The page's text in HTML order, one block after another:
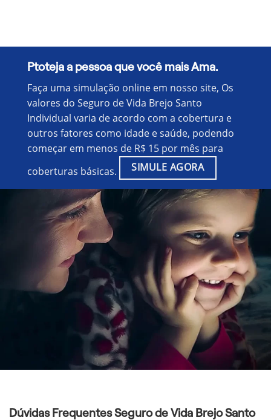
Ptoteja a pessoa que você mais Ama.
Faça uma simulação online em nosso site, Os
valores do Seguro de Vida Brejo Santo
Individual varia de acordo com a cobertura e
outros fatores como idade e saúde, podendo
começar em menos de R$ 15 por mês para
coberturas básicas.
SIMULE AGORA
Dúvidas Frequentes Seguro de Vida Brejo Santo